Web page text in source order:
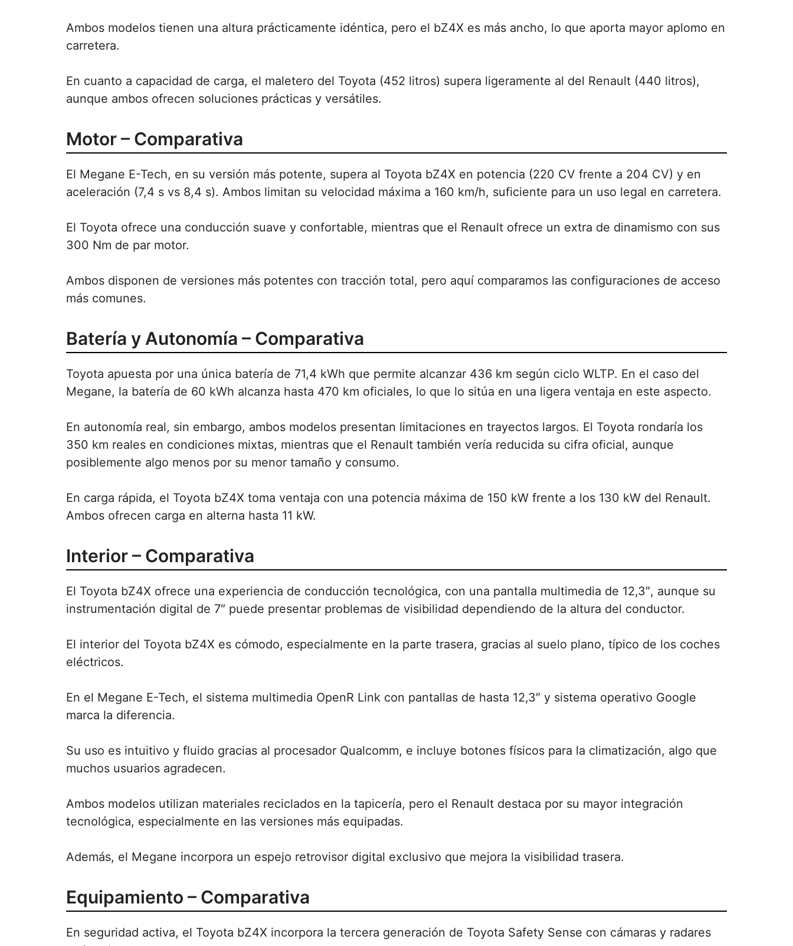
Ambos modelos tienen una altura prácticamente idéntica, pero el bZ4X es más ancho, lo que aporta mayor aplomo en
carretera.
En cuanto a capacidad de carga, el maletero del Toyota (452 litros) supera ligeramente al del Renault (440 litros),
aunque ambos ofrecen soluciones prácticas y versátiles.
Motor – Comparativa
El Megane E-Tech, en su versión más potente, supera al Toyota bZ4X en potencia (220 CV frente a 204 CV) y en
aceleración (7,4 s vs 8,4 s). Ambos limitan su velocidad máxima a 160 km/h, suficiente para un uso legal en carretera.
El Toyota ofrece una conducción suave y confortable, mientras que el Renault ofrece un extra de dinamismo con sus
300 Nm de par motor.
Ambos disponen de versiones más potentes con tracción total, pero aquí comparamos las configuraciones de acceso
más comunes.
Batería y Autonomía – Comparativa
Toyota apuesta por una única batería de 71,4 kWh que permite alcanzar 436 km según ciclo WLTP. En el caso del
Megane, la batería de 60 kWh alcanza hasta 470 km oficiales, lo que lo sitúa en una ligera ventaja en este aspecto.
En autonomía real, sin embargo, ambos modelos presentan limitaciones en trayectos largos. El Toyota rondaría los
350 km reales en condiciones mixtas, mientras que el Renault también vería reducida su cifra oficial, aunque
posiblemente algo menos por su menor tamaño y consumo.
En carga rápida, el Toyota bZ4X toma ventaja con una potencia máxima de 150 kW frente a los 130 kW del Renault.
Ambos ofrecen carga en alterna hasta 11 kW.
Interior – Comparativa
El Toyota bZ4X ofrece una experiencia de conducción tecnológica, con una pantalla multimedia de 12,3″, aunque su
instrumentación digital de 7″ puede presentar problemas de visibilidad dependiendo de la altura del conductor.
El interior del Toyota bZ4X es cómodo, especialmente en la parte trasera, gracias al suelo plano, típico de los coches
eléctricos.
En el Megane E-Tech, el sistema multimedia OpenR Link con pantallas de hasta 12,3″ y sistema operativo Google
marca la diferencia.
Su uso es intuitivo y fluido gracias al procesador Qualcomm, e incluye botones físicos para la climatización, algo que
muchos usuarios agradecen.
Ambos modelos utilizan materiales reciclados en la tapicería, pero el Renault destaca por su mayor integración
tecnológica, especialmente en las versiones más equipadas.
Además, el Megane incorpora un espejo retrovisor digital exclusivo que mejora la visibilidad trasera.
Equipamiento – Comparativa
En seguridad activa, el Toyota bZ4X incorpora la tercera generación de Toyota Safety Sense con cámaras y radares